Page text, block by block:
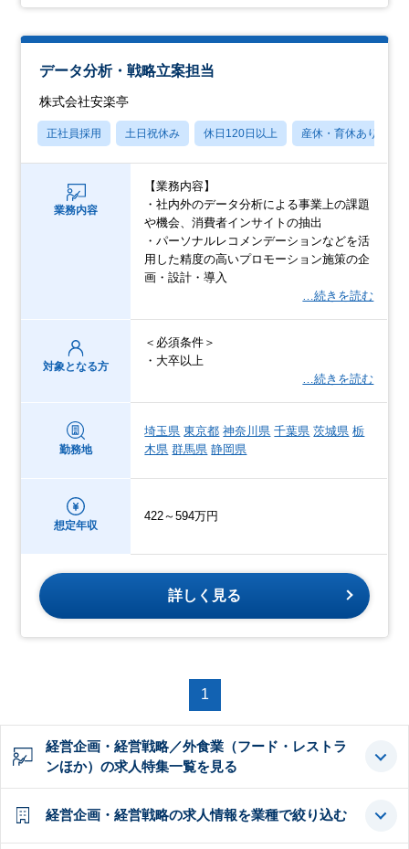
データ分析・戦略立案担当
株式会社安楽亭
正社員採用 土日祝休み 休日120日以上 産休・育休あり
業務内容
【業務内容】
・社内外のデータ分析による事業上の課題
や機会、消費者インサイトの抽出
・パーソナルレコメンデーションなどを活
用した精度の高いプロモーション施策の企
画・設計・導入
…続きを読む
対象となる方
＜必須条件＞
・大卒以上
…続きを読む
勤務地
埼玉県 東京都 神奈川県 千葉県 茨城県 栃
木県 群馬県 静岡県
想定年収
422～594万円
詳しく見る
1
経営企画・経営戦略／外食業（フード・レストラ
ンほか）の求人特集一覧を見る
経営企画・経営戦略の求人情報を業種で絞り込む